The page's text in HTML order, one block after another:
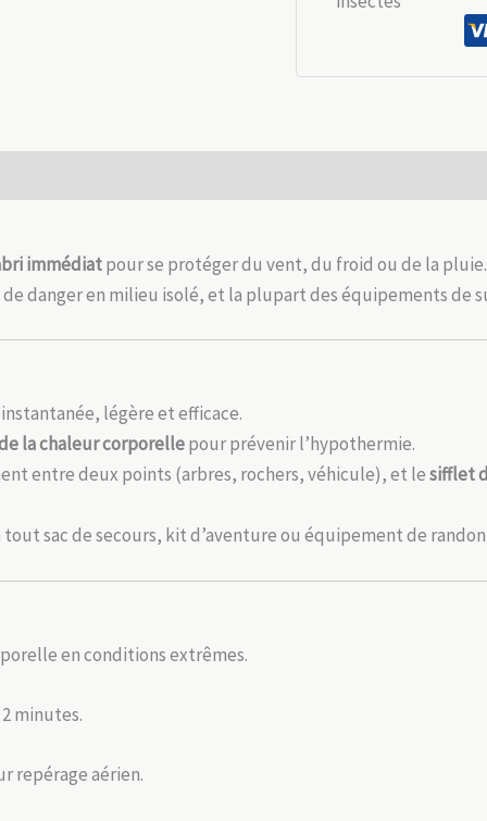
aluminisée
et
immédiatpour se protéger du vent, du froid ou de la pluie.
danger en milieu isolé, et la plupart des équipements de
légère et efficace.
la chaleur corporellepour prévenir l’hypothermie.
entre deux points (arbres, rochers, véhicule), et lesifflet
sac de secours, kit d’aventure ou équipement de
en conditions extrêmes.
minutes.
repérage aérien.